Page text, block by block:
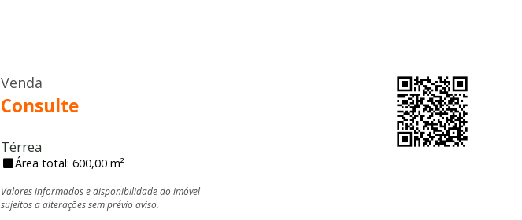
Venda
Consulte
Térrea
Área total: 600,00 m²
Valores informados e disponibilidade do imóvel
sujeitos a alterações sem prévio aviso.